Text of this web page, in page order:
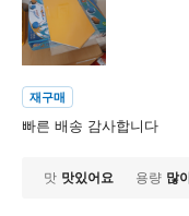
재구매
빠른 배송 감사합니다
맛 맛있어요 용량 많